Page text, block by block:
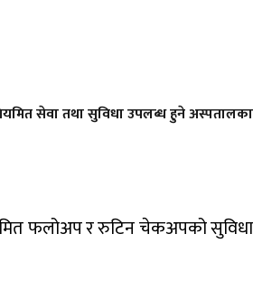
सेवा तथा सुविधा उपलब्ध हुने अस्पतालका
फलोअप र रुटिन चेकअपको सुविधा